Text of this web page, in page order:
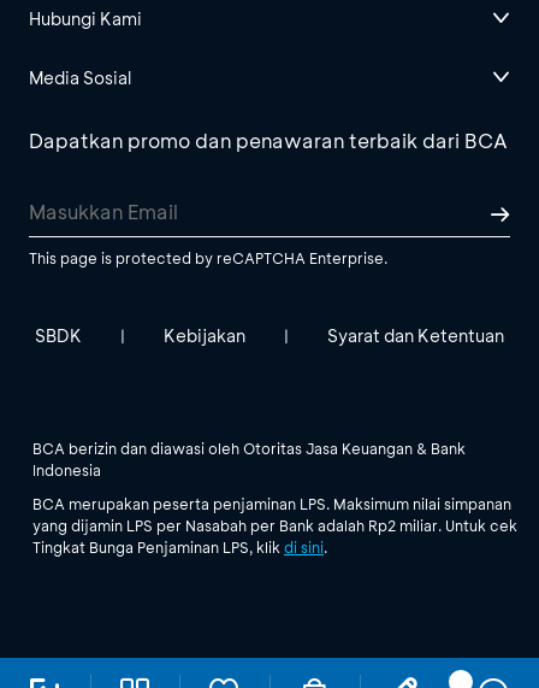
Hubungi Kami
Media Sosial
Dapatkan promo dan penawaran terbaik dari BCA
This page is protected by reCAPTCHA Enterprise.
SBDK | Kebijakan | Syarat dan Ketentuan
BCA berizin dan diawasi oleh Otoritas Jasa Keuangan & Bank
Indonesia
BCA merupakan peserta penjaminan LPS. Maksimum nilai simpanan
yang dijamin LPS per Nasabah per Bank adalah Rp2 miliar. Untuk cek
Tingkat Bunga Penjaminan LPS, klik di sini.